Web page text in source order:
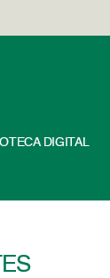
DIGITAL